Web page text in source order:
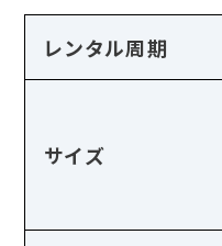
レンタル周期
サイズ